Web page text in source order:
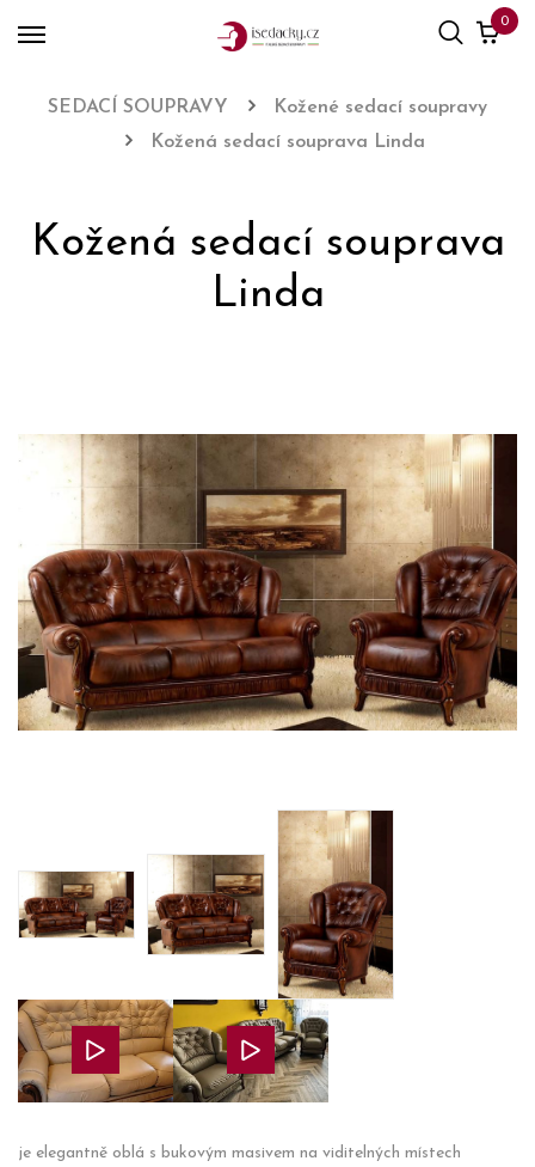
0
SEDACÍ SOUPRAVY
Kožené sedací soupravy
Kožená sedací souprava Linda
Kožená sedací souprava
Linda
je elegantně oblá s bukovým masivem na viditelných místech